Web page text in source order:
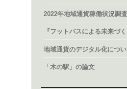
2022年地域通貨稼働状況調
『フットパスによる未来づ
地域通貨のデジタル化につ
「木の駅」の論文